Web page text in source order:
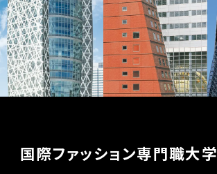
国際ファッション専門職大学